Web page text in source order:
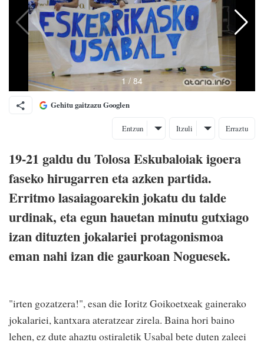
Gehitu gaitzazu Googlen
Entzun Itzuli Erraztu
19-21 galdu du Tolosa Eskubaloiak igoera
faseko hirugarren eta azken partida.
Erritmo lasaiagoarekin jokatu du talde
urdinak, eta egun hauetan minutu gutxiago
izan dituzten jokalariei protagonismoa
eman nahi izan die gaurkoan Noguesek.
"irten gozatzera!", esan die Ioritz Goikoetxeak gainerako
jokalariei, kantxara ateratzear zirela. Baina hori baino
lehen, ez dute ahaztu ostiraletik Usabal bete duten zaleei